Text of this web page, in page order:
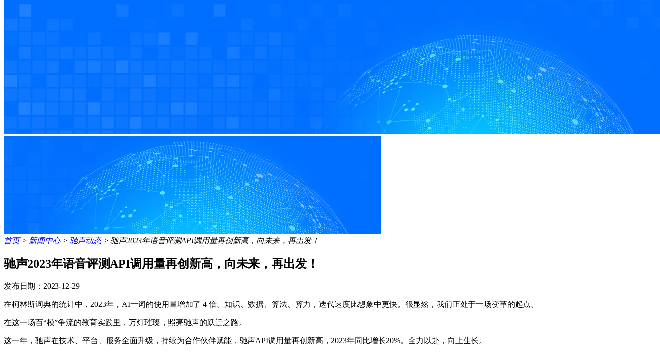
首页> 新闻中心> 驰声动态> 驰声2023年语音评测API调用量再创新高，向未来，再出发！
驰声2023年语音评测API调用量再创新高，向未来，再出发！
发布日期：2023-12-29
在柯林斯词典的统计中，2023年，AI一词的使用量增加了 4 倍。知识、数据、算法、算力，迭代速度比想象中更快。很显然，我们正处于一场变革的起点。
在这一场百“模”争流的教育实践里，万灯璀璨，照亮驰声的跃迁之路。
这一年，驰声在技术、平台、服务全面升级，持续为合作伙伴赋能，驰声API调用量再创新高，2023年同比增长20%。全力以赴，向上生长。